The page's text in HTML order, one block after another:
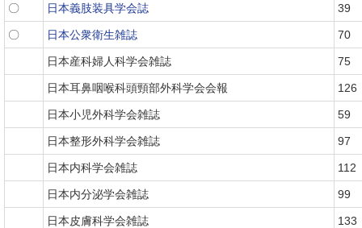
〇 日本義肢装具学会誌 39
〇 日本公衆衛生雑誌 70
日本産科婦人科学会雑誌 75
日本耳鼻咽喉科頭頸部外科学会会報 126
日本小児外科学会雑誌 59
日本整形外科学会雑誌 97
日本内科学会雑誌 112
日本内分泌学会雑誌 99
日本皮膚科学会雑誌 133